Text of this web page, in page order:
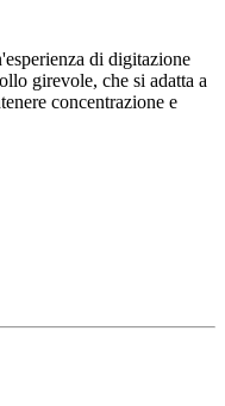
di digitazione
girevole, che si adatta a
concentrazione e